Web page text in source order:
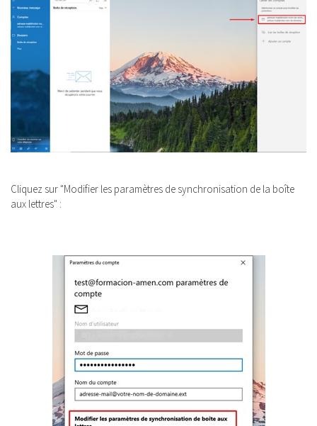
Cliquez sur "Modifier les paramètres de synchronisation de la boîte
aux lettres" :